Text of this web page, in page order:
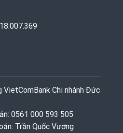
VietComBank Chi nhánh Đức
0561 000 593 505
Trần Quốc Vương